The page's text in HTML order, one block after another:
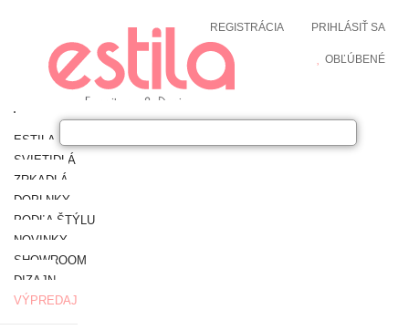
PRIHLÁSIŤ SA
REGISTRÁCIA
OBĽÚBENÉ
ESTILA NÁBYTOK
SVIETIDLÁ
ZRKADLÁ
DOPLNKY
PODĽA ŠTÝLU
NOVINKY
SHOWROOM
DIZAJN
VÝPREDAJ